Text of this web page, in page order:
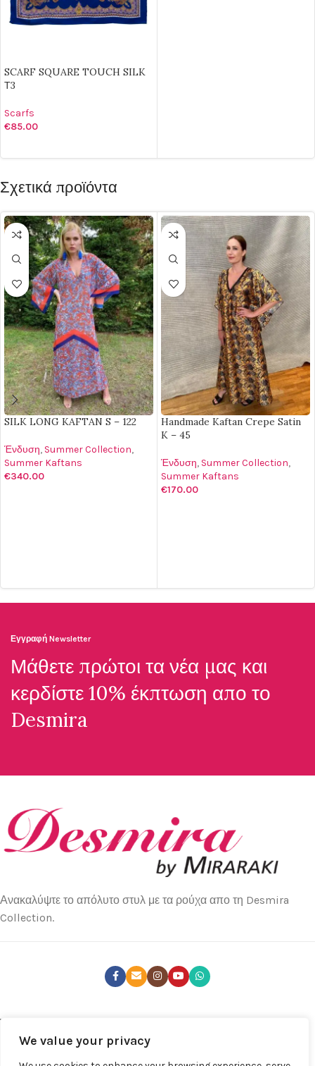
We value your privacy
SCARF SQUARE TOUCH SILK
Τ3
Scarfs
€85.00
Σχετικά προϊόντα
SILK LONG KAFTAN S – 122
Ένδυση, Summer Collection,
Summer Kaftans
€340.00
Handmade Kaftan Crepe Satin
K – 45
Ένδυση, Summer Collection,
Summer Kaftans
€170.00
Εγγραφή Newsletter
Μάθετε πρώτοι τα νέα μας και
κερδίστε 10% έκπτωση απο το
Desmira
Ανακαλύψτε το απόλυτο στυλ με τα ρούχα απο τη Desmira
Collection.
ΤΕΛΕΥΤΑΊΑ ΝΈΑ
ΚΑΤΑΣΤΉΜΑΤΑ